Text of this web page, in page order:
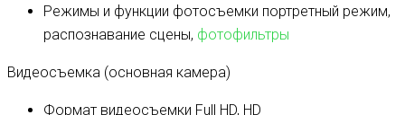
Режимы и функции фотосъемки портретный режим,
распознавание сцены, фотофильтры
Видеосъемка (основная камера)
Формат видеосъемки Full HD, HD